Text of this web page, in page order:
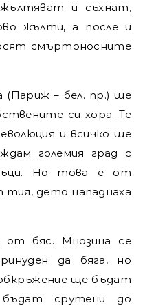
и съхнат,
жълти, а после и
смъртоносните
(Париж – бел. пр.) ще
си хора. Те
и всичко ще
големия град с
Но това е от
дето нападнаха
бяс. Мнозина се
да бяга, но
ще бъдат
срутени до